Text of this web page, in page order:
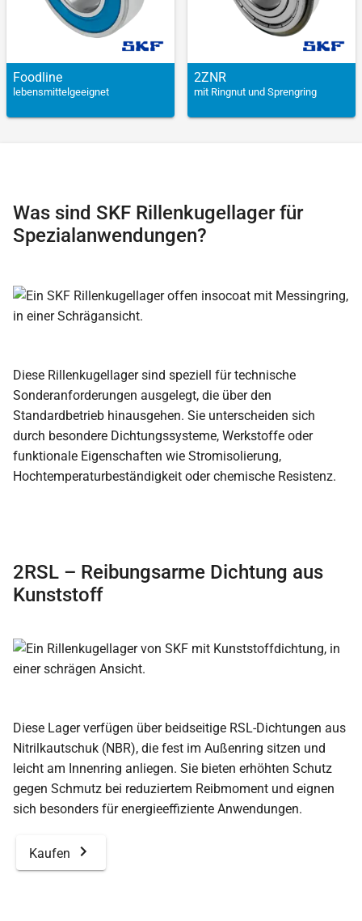
Foodline
lebensmittelgeeignet
2ZNR
mit Ringnut und Sprengring
Was sind SKF Rillenkugellager für
Spezialanwendungen?
Diese Rillenkugellager sind speziell für technische
Sonderanforderungen ausgelegt, die über den
Standardbetrieb hinausgehen. Sie unterscheiden sich
durch besondere Dichtungssysteme, Werkstoffe oder
funktionale Eigenschaften wie Stromisolierung,
Hochtemperaturbeständigkeit oder chemische Resistenz.
2RSL – Reibungsarme Dichtung aus
Kunststoff
Diese Lager verfügen über beidseitige RSL-Dichtungen aus
Nitrilkautschuk (NBR), die fest im Außenring sitzen und
leicht am Innenring anliegen. Sie bieten erhöhten Schutz
gegen Schmutz bei reduziertem Reibmoment und eignen
sich besonders für energieeffiziente Anwendungen.
Kaufen